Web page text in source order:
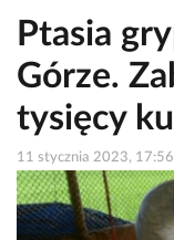
Ptasia
Górze.
tysięcy
11 stycznia 2023, 17:56